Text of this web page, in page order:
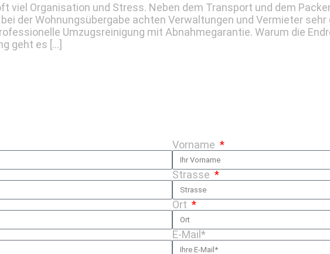
viel Organisation und Stress. Neben dem Transport und dem
der Wohnungsübergabe achten Verwaltungen und Vermieter
Umzugsreinigung mit Abnahmegarantie. Warum die
geht es […]
Vorname
Strasse
Ort
E-Mail*